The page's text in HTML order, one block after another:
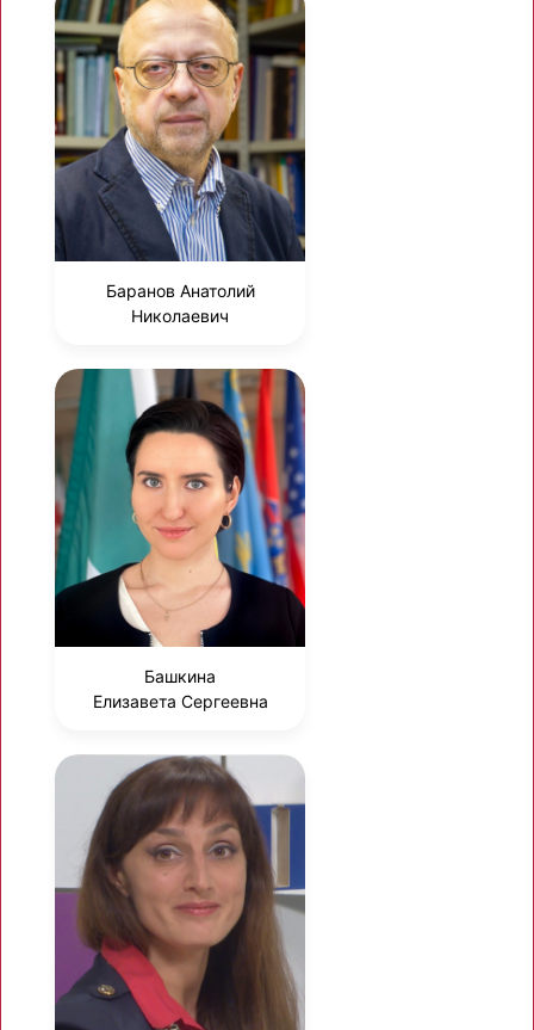
Баранов Анатолий
Николаевич
Башкина
Елизавета Сергеевна